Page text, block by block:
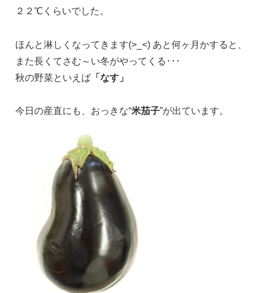
２２℃くらいでした。
ほんと淋しくなってきます(>_<) あと何ヶ月かすると、
また長くてさむ～い冬がやってくる･･･
秋の野菜といえば 「なす」
今日の産直にも、おっきな“米茄子”が出ています。